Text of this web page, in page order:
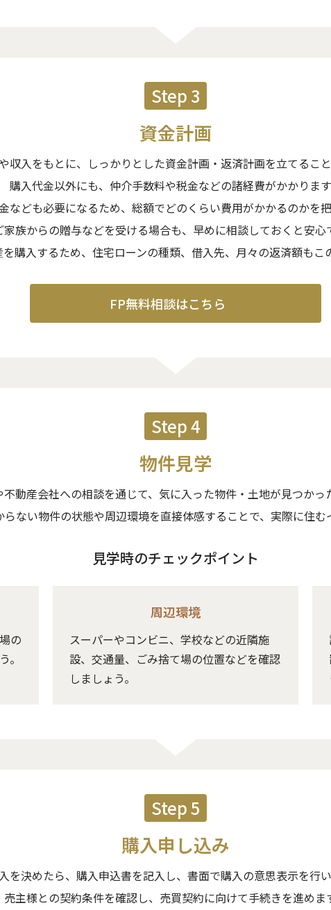
Step 3
資金計画
収入をもとに、しっかりとした資金計画・返済計画を立てるこ
購入代金以外にも、仲介手数料や税金などの諸経費がかかりま
なども必要になるため、総額でどのくらい費用がかかるのかを
家族からの贈与などを受ける場合も、早めに相談しておくと安心
購入するため、住宅ローンの種類、借入先、月々の返済額も
FP無料相談はこちら
Step 4
物件見学
動産会社への相談を通じて、気に入った物件・土地が見つか
ない物件の状態や周辺環境を直接体感することで、実際に住
見学時のチェックポイント
の
。
周辺環境
スーパーやコンビニ、学校などの近隣施
設、交通量、ごみ捨て場の位置などを確認
しましょう。
Step 5
購入申し込み
を決めたら、購入申込書を記入し、書面で購入の意思表示を行
売主様との契約条件を確認し、売買契約に向けて手続きを進めま